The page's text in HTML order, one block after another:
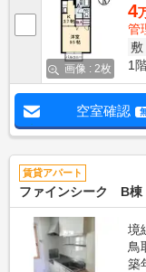
画像 : 2枚
4
管
敷
1
空室確認
賃貸アパート
ファインシーク B棟
境
鳥
築